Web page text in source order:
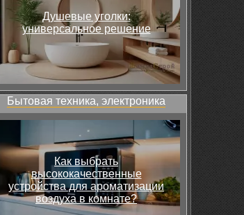
Душевые уголки:
универсальное решение
Бытовая техника, электроника
Как выбрать
высококачественные
устройства для ароматизации
воздуха в комнате?